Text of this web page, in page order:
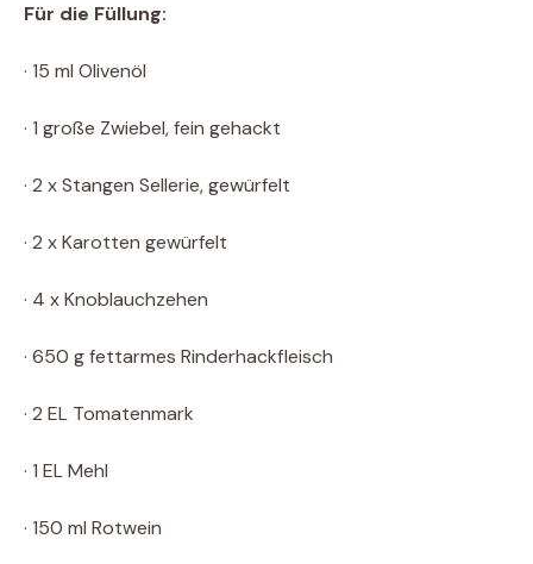
Für die Füllung:
· 15 ml Olivenöl
· 1 große Zwiebel, fein gehackt
· 2 x Stangen Sellerie, gewürfelt
· 2 x Karotten gewürfelt
· 4 x Knoblauchzehen
· 650 g fettarmes Rinderhackfleisch
· 2 EL Tomatenmark
· 1 EL Mehl
· 150 ml Rotwein